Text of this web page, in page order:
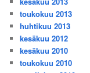
toukokuu 2013
huhtikuu 2013
kesäkuu 2012
kesäkuu 2010
toukokuu 2010